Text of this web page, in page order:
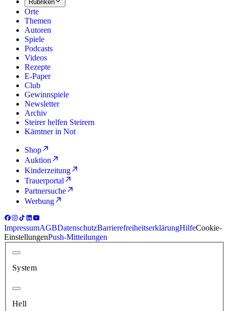
Rubriken
Orte
Themen
Autoren
Spiele
Podcasts
Videos
Rezepte
E-Paper
Club
Gewinnspiele
Newsletter
Archiv
Steirer helfen Steirern
Kärntner in Not
Shop
Auktion
Kinderzeitung
Trauerportal
Partnersuche
Werbung
ImpressumAGBDatenschutzBarrierefreiheitserklärungHilfeCookie-
EinstellungenPush-Mitteilungen
System
Hell